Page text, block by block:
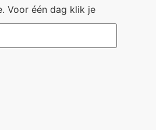
Voor één dag klik je